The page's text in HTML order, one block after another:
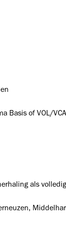
Basis of VOL/
als